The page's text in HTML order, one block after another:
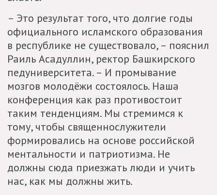
– Это результат того, что долгие годы
официального исламского образования
в республике не существовало, – пояснил
Раиль Асадуллин, ректор Башкирского
педуниверситета. – И промывание
мозгов молодёжи состоялось. Наша
конференция как раз противостоит
таким тенденциям. Мы стремимся к
тому, чтобы священнослужители
формировались на основе российской
ментальности и патриотизма. Не
должны сюда приезжать люди и учить
нас, как мы должны жить.